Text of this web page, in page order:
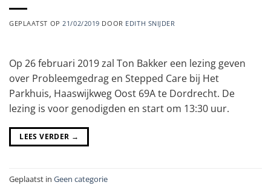
GEPLAATST OP21/02/2019 DOOR EDITH SNIJDER
Op 26 februari 2019 zal Ton Bakker een lezing geven
over Probleemgedrag en Stepped Care bij Het
Parkhuis, Haaswijkweg Oost 69A te Dordrecht. De
lezing is voor genodigden en start om 13:30 uur.
LEES VERDER →
Geplaatst in Geen categorie